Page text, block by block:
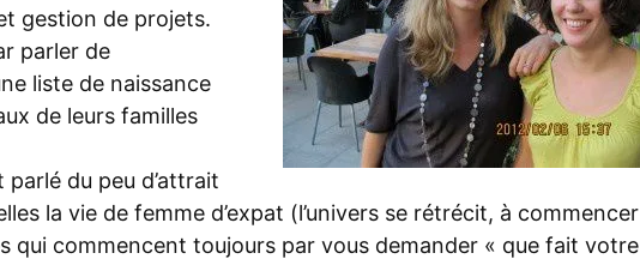
gestion de projets.
parler de
liste de naissance
de leurs familles
du peu d’attrait
la vie de femme d’expat (l’univers se rétrécit, à commencer
qui commencent toujours par vous demander « que fait votre